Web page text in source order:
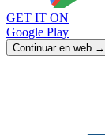
GET IT ON
Google Play
Continuar en web →